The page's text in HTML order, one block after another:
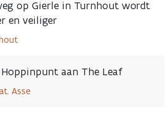
op Gierle in Turnhout wordt
en veiliger
aan The Leaf
, Asse